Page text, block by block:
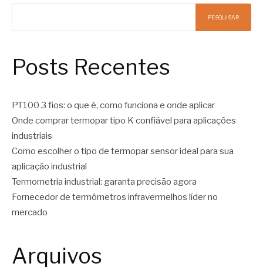
PESQUISAR
Posts Recentes
PT100 3 fios: o que é, como funciona e onde aplicar
Onde comprar termopar tipo K confiável para aplicações
industriais
Como escolher o tipo de termopar sensor ideal para sua
aplicação industrial
Termometria industrial: garanta precisão agora
Fornecedor de termômetros infravermelhos líder no
mercado
Arquivos